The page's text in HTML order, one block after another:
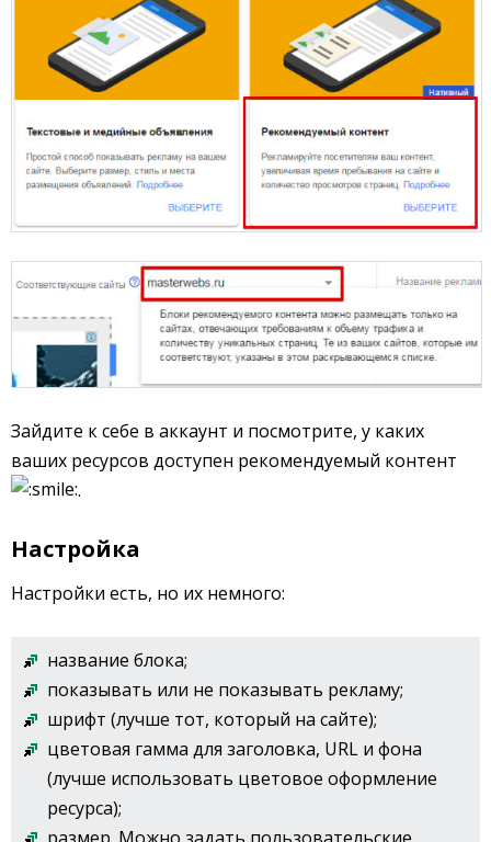
Зайдите к себе в аккаунт и посмотрите, у каких
ваших ресурсов доступен рекомендуемый контент
.
Настройка
Настройки есть, но их немного:
название блока;
показывать или не показывать рекламу;
шрифт (лучше тот, который на сайте);
цветовая гамма для заголовка, URL и фона
(лучше использовать цветовое оформление
ресурса);